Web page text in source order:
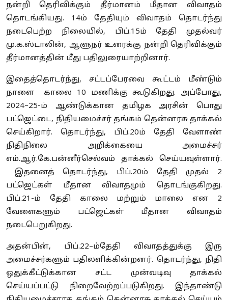
நன்றி தெரிவிக்கும் தீர்மானம் மீதான விவாதம்
தொடங்கியது. 14ம் தேதியும் விவாதம் தொடர்ந்து
நடைபெற்ற நிலையில், பிப்.15ம் தேதி முதல்வர்
மு.க.ஸ்டாலின், ஆளுநர் உரைக்கு நன்றி தெரிவிக்கும்
தீர்மானத்தின் மீது பதிலுரையாற்றினார்.
இதைத்தொடர்ந்து, சட்டப்பேரவை கூட்டம் மீண்டும்
நாளை காலை 10 மணிக்கு கூடுகிறது. அப்போது,
2024–25-ம் ஆண்டுக்கான தமிழக அரசின் பொது
பட்ஜெட்டை, நிதியமைச்சர் தங்கம் தென்னரசு தாக்கல்
செய்கிறார். தொடர்ந்து, பிப்.20ம் தேதி வேளாண்
நிதிநிலை அறிக்கையை அமைச்சர்
எம்.ஆர்.கே.பன்னீர்செல்வம் தாக்கல் செய்யவுள்ளார்.
இதனைத் தொடர்ந்து, பிப்.20ம் தேதி முதல் 2
பட்ஜெட்கள் மீதான விவாதமும் தொடங்குகிறது.
பிப்.21-ம் தேதி காலை மற்றும் மாலை என 2
வேளைகளும் பட்ஜெட்கள் மீதான விவாதம்
நடைபெறுகிறது.
அதன்பின், பிப்.22–ம்தேதி விவாதத்துக்கு இரு
அமைச்சர்களும் பதிலளிக்கின்றனர். தொடர்ந்து, நிதி
ஒதுக்கீட்டுக்கான சட்ட முன்வடிவு தாக்கல்
செய்யப்பட்டு நிறைவேற்றப்படுகிறது. இந்தாண்டு